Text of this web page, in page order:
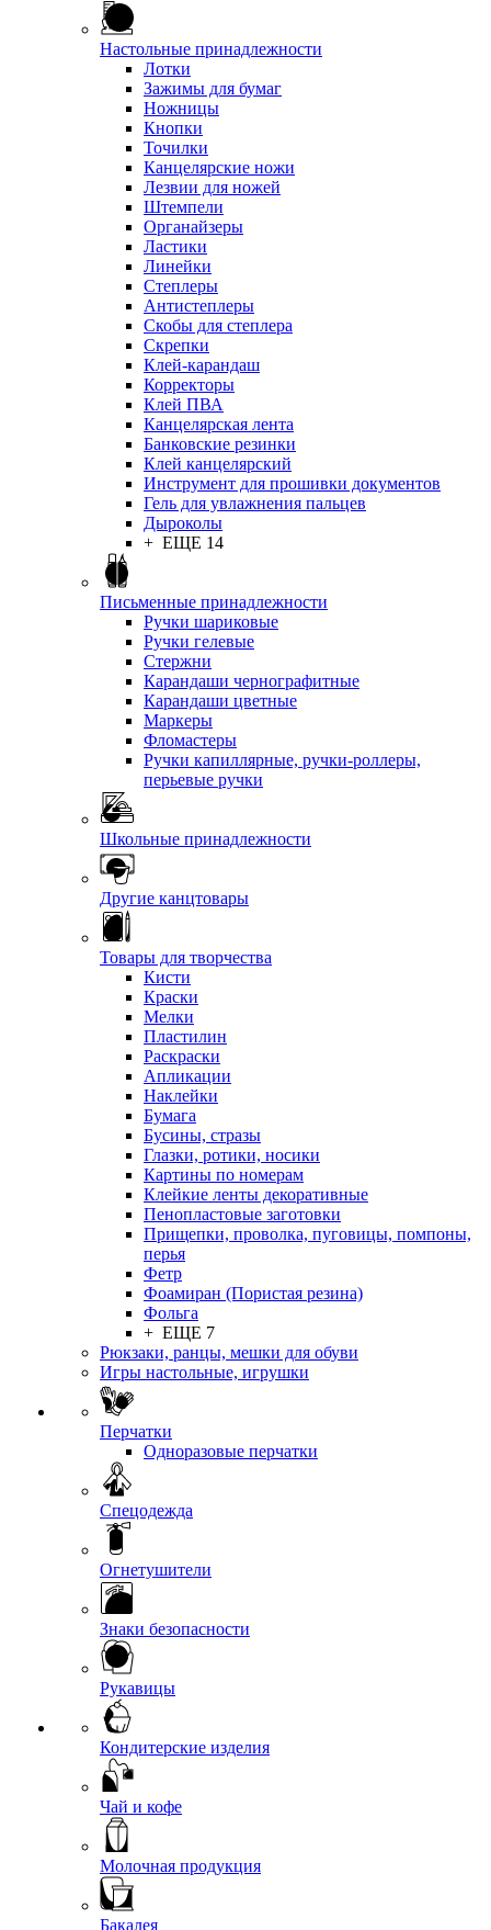
Настольные принадлежности
Лотки
Зажимы для бумаг
Ножницы
Кнопки
Точилки
Канцелярские ножи
Лезвии для ножей
Штемпели
Органайзеры
Ластики
Линейки
Степлеры
Антистеплеры
Скобы для степлера
Скрепки
Клей-карандаш
Корректоры
Клей ПВА
Канцелярская лента
Банковские резинки
Клей канцелярский
Инструмент для прошивки документов
Гель для увлажнения пальцев
Дыроколы
+ ЕЩЕ 14
Письменные принадлежности
Ручки шариковые
Ручки гелевые
Стержни
Карандаши чернографитные
Карандаши цветные
Маркеры
Фломастеры
Ручки капиллярные, ручки-роллеры,
перьевые ручки
Школьные принадлежности
Другие канцтовары
Товары для творчества
Кисти
Краски
Мелки
Пластилин
Раскраски
Апликации
Наклейки
Бумага
Бусины, стразы
Глазки, ротики, носики
Картины по номерам
Клейкие ленты декоративные
Пенопластовые заготовки
Прищепки, проволка, пуговицы, помпоны,
перья
Фетр
Фоамиран (Пористая резина)
Фольга
+ ЕЩЕ 7
Рюкзаки, ранцы, мешки для обуви
Игры настольные, игрушки
Перчатки
Одноразовые перчатки
Спецодежда
Огнетушители
Знаки безопасности
Рукавицы
Кондитерские изделия
Чай и кофе
Молочная продукция
Бакалея